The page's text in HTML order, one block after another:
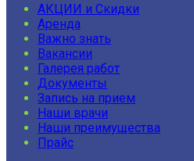
АКЦИИ и Скидки
Аренда
Важно знать
Вакансии
Галерея работ
Документы
Запись на прием
Наши врачи
Наши преимущества
Прайс